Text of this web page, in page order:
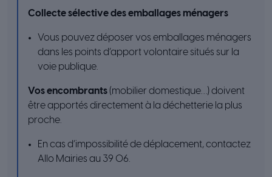
Collecte sélective des emballages ménagers
Vous pouvez déposer vos emballages ménagers
dans les points d’apport volontaire situés sur la
voie publique.
Vos encombrants(mobilier domestique…) doivent
être apportés directement à la déchetterie la plus
proche.
En cas d’impossibilité de déplacement, contactez
Allo Mairies au 39 06.